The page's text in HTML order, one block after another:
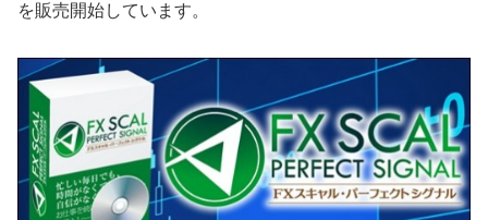
を販売開始しています。